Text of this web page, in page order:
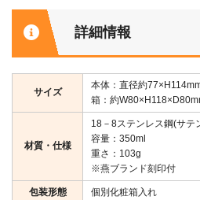
詳細情報
サイズ
本体：直径約
箱：約
材質・仕様
18－8ステンレス鋼(サテ
容量：350ml
重さ：103g
※燕ブランド刻印付
包装形態 個別化粧箱入れ